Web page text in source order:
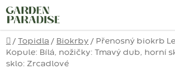
Přejít
na
obsah
Domů
/ Topidla / Biokrby / Přenosný biokrb
Kopule: Bílá, nožičky: Tmavý dub, horní
sklo: Zrcadlové